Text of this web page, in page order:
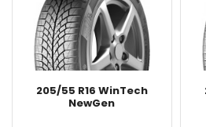
205/55 R16 WinTech
NewGen